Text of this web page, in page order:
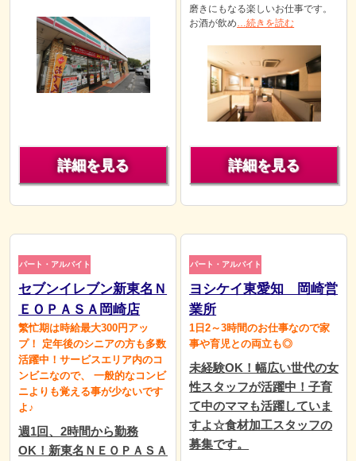
詳細を見る
磨きにもなる楽しいお仕事です。
お酒が飲め …続きを読む
詳細を見る
パート・アルバイト
セブンイレブン新東名Ｎ
ＥＯＰＡＳＡ岡崎店
繁忙期は時給最大300円アッ
プ！ 定年後のシニアの方も多数
活躍中！サービスエリア内のコ
ンビニなので、 一般的なコンビ
ニよりも覚える事が少ないです
よ♪
週1回、2時間から勤務
OK！新東名ＮＥＯＰＡＳＡ
パート・アルバイト
ヨシケイ東愛知 岡崎営
業所
1日2～3時間のお仕事なので家
事や育児との両立も◎
未経験OK！幅広い世代の女
性スタッフが活躍中！子育
て中のママも活躍していま
すよ☆食材加工スタッフの
募集です。